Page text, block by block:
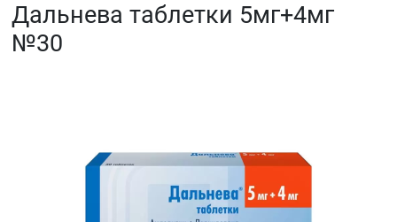
Дальнева таблетки 5мг+4мг
№30